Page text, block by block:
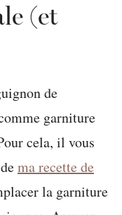
(et
de
garniture
cela, il vous
ma recette de
la garniture